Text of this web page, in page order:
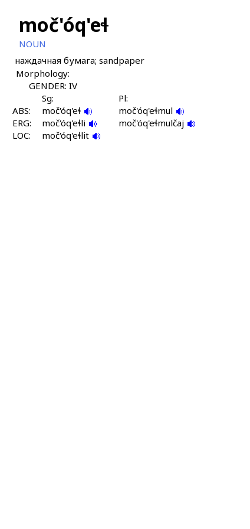
moč'óq'eɬ
NOUN
наждачная бумага; sandpaper
Morphology:
GENDER: IV
Sg:
Pl:
ABS:
moč'óq'eɬ
moč'óq'eɬmul
ERG:
moč'óq'eɬli
moč'óq'eɬmulčaj
LOC:
moč'óq'eɬlit